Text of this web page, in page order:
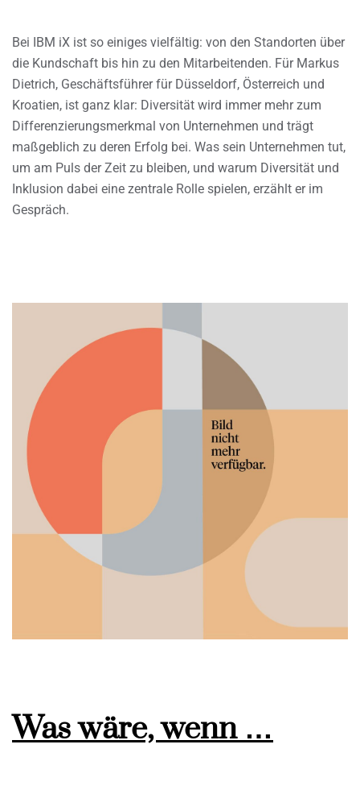
Bei IBM iX ist so einiges vielfältig: von den Standorten über
die Kundschaft bis hin zu den Mitarbeitenden. Für Markus
Dietrich, Geschäftsführer für Düsseldorf, Österreich und
Kroatien, ist ganz klar: Diversität wird immer mehr zum
Differenzierungsmerkmal von Unternehmen und trägt
maßgeblich zu deren Erfolg bei. Was sein Unternehmen tut,
um am Puls der Zeit zu bleiben, und warum Diversität und
Inklusion dabei eine zentrale Rolle spielen, erzählt er im
Gespräch.
Was wäre, wenn …